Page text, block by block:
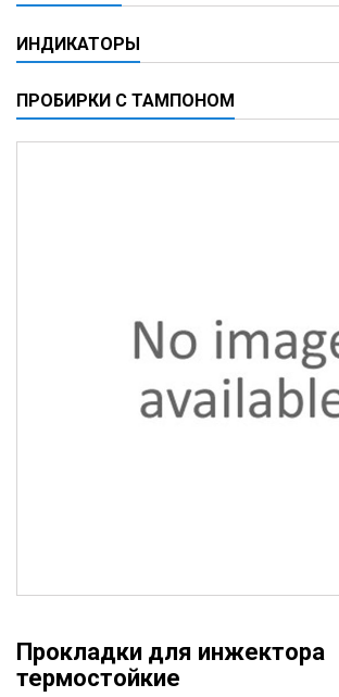
ИНДИКАТОРЫ
ПРОБИРКИ С ТАМПОНОМ
Прокладки для инжектора
термостойкие